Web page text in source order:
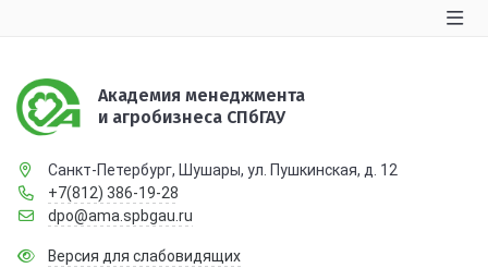
Академия менеджмента
и агробизнеса СПбГАУ
Санкт-Петербург, Шушары, ул. Пушкинская, д. 12
+7(812) 386-19-28
dpo@ama.spbgau.ru
Версия для слабовидящих